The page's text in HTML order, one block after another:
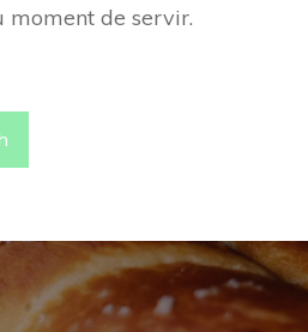
moment de servir.